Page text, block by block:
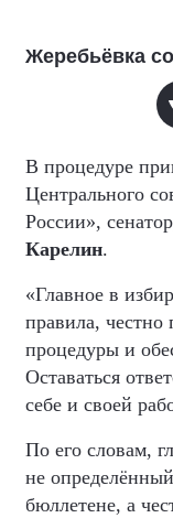
Жеребьёвка
В процедуре
Центрального
России»,
Карелин.
«Главное в
правила, честно
процедуры и
Оставаться
себе и своей
По его словам,
не
бюллетене, а